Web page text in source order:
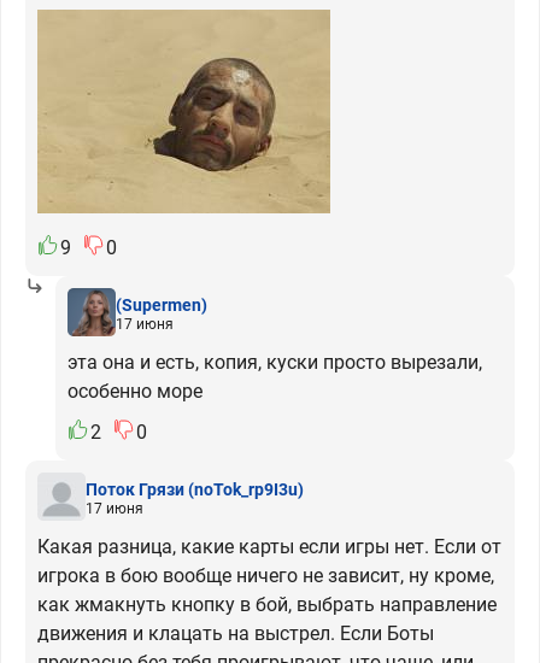
9 0
(Supermen)
17 июня
эта она и есть, копия, куски просто вырезали,
особенно море
2
0
Поток Грязи(noTok_rp9I3u)
17 июня
Какая разница, какие карты если игры нет. Если от
игрока в бою вообще ничего не зависит, ну кроме,
как жмакнуть кнопку в бой, выбрать направление
движения и клацать на выстрел. Если Боты